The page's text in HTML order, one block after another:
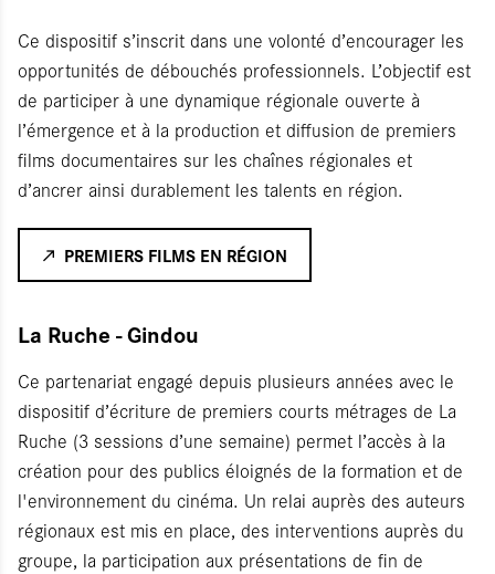
Ce dispositif s’inscrit dans une volonté d’encourager les
opportunités de débouchés professionnels. L’objectif est
de participer à une dynamique régionale ouverte à
l’émergence et à la production et diffusion de premiers
films documentaires sur les chaînes régionales et
d’ancrer ainsi durablement les talents en région.
PREMIERS FILMS EN RÉGION
La Ruche - Gindou
Ce partenariat engagé depuis plusieurs années avec le
dispositif d’écriture de premiers courts métrages de La
Ruche (3 sessions d’une semaine) permet l’accès à la
création pour des publics éloignés de la formation et de
l'environnement du cinéma. Un relai auprès des auteurs
régionaux est mis en place, des interventions auprès du
groupe, la participation aux présentations de fin de